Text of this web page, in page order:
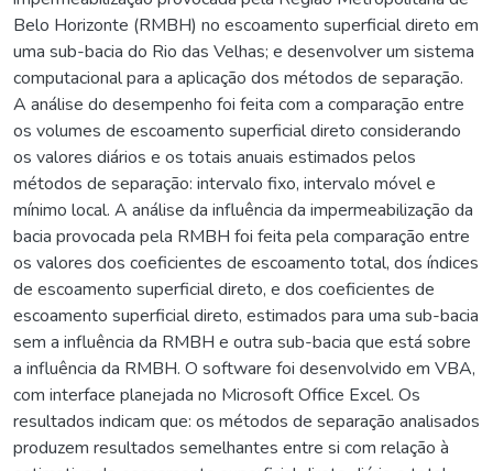
Belo Horizonte (RMBH) no escoamento superficial direto em
uma sub-bacia do Rio das Velhas; e desenvolver um sistema
computacional para a aplicação dos métodos de separação.
A análise do desempenho foi feita com a comparação entre
os volumes de escoamento superficial direto considerando
os valores diários e os totais anuais estimados pelos
métodos de separação: intervalo fixo, intervalo móvel e
mínimo local. A análise da influência da impermeabilização da
bacia provocada pela RMBH foi feita pela comparação entre
os valores dos coeficientes de escoamento total, dos índices
de escoamento superficial direto, e dos coeficientes de
escoamento superficial direto, estimados para uma sub-bacia
sem a influência da RMBH e outra sub-bacia que está sobre
a influência da RMBH. O software foi desenvolvido em VBA,
com interface planejada no Microsoft Office Excel. Os
resultados indicam que: os métodos de separação analisados
produzem resultados semelhantes entre si com relação à